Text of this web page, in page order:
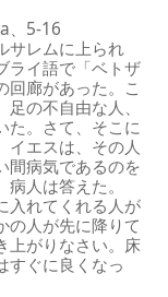
5-16
サレムに上られ
ライ語で「ベトザ
回廊があった。こ
の不自由な人、
た。さて、そこに
イエスは、その人
間病気であるのを
人は答えた。
入れてくれる人が
の人が先に降りて
上がりなさい。床
すぐに良くなっ